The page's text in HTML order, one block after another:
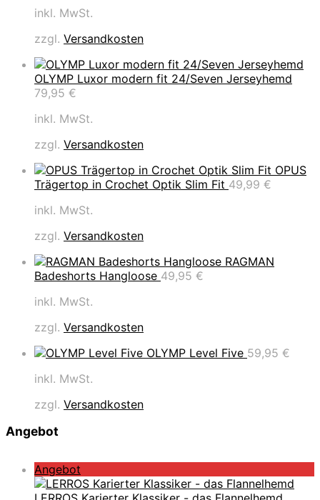
inkl. MwSt.
zzgl. Versandkosten
OLYMP Luxor modern fit 24/Seven Jerseyhemd
79,95 €
inkl. MwSt.
zzgl. Versandkosten
OPUS
Trägertop in Crochet Optik Slim Fit 49,99 €
inkl. MwSt.
zzgl. Versandkosten
RAGMAN
Badeshorts Hangloose 49,95 €
inkl. MwSt.
zzgl. Versandkosten
OLYMP Level Five 59,95 €
inkl. MwSt.
zzgl. Versandkosten
Angebot
Angebot
r